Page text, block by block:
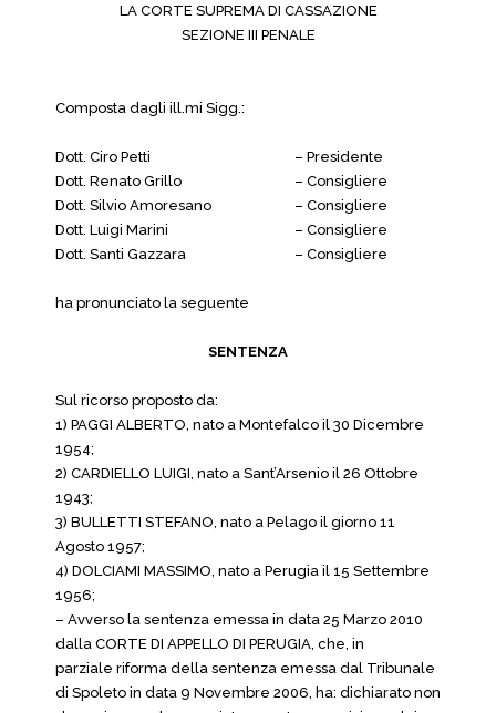
LA CORTE SUPREMA DI CASSAZIONE
SEZIONE III PENALE
Composta dagli ill.mi Sigg.:
Dott. Ciro Petti
– Presidente
Dott. Renato Grillo
– Consigliere
Dott. Silvio Amoresano
– Consigliere
Dott. Luigi Marini
– Consigliere
Dott. Santi Gazzara
– Consigliere
ha pronunciato la seguente
SENTENZA
Sul ricorso proposto da:
1) PAGGI ALBERTO, nato a Montefalco il 30 Dicembre
1954;
2) CARDIELLO LUIGI, nato a Sant’Arsenio il 26 Ottobre
1943;
3) BULLETTI STEFANO, nato a Pelago il giorno 11
Agosto 1957;
4) DOLCIAMI MASSIMO, nato a Perugia il 15 Settembre
1956;
– Avverso la sentenza emessa in data 25 Marzo 2010
dalla CORTE DI APPELLO DI PERUGIA, che, in
parziale riforma della sentenza emessa dal Tribunale
di Spoleto in data 9 Novembre 2006, ha: dichiarato non